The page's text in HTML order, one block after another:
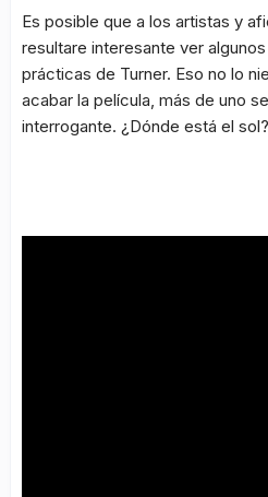
Es posible que a los artistas y
resultare interesante ver
prácticas de Turner. Eso no lo
acabar la película, más de uno
interrogante. ¿Dónde está el